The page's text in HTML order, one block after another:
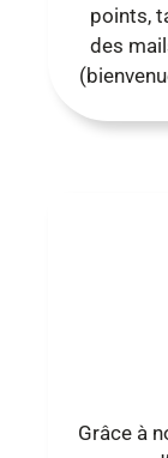
points,
des
Grâce à